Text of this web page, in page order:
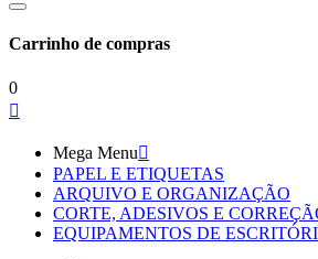
Carrinho de compras
0

Mega Menu
PAPEL E ETIQUETAS
ARQUIVO E ORGANIZAÇÃO
CORTE, ADESIVOS E
EQUIPAMENTOS DE